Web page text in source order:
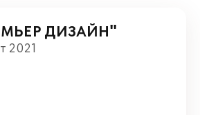
ДИЗАЙН"
2021